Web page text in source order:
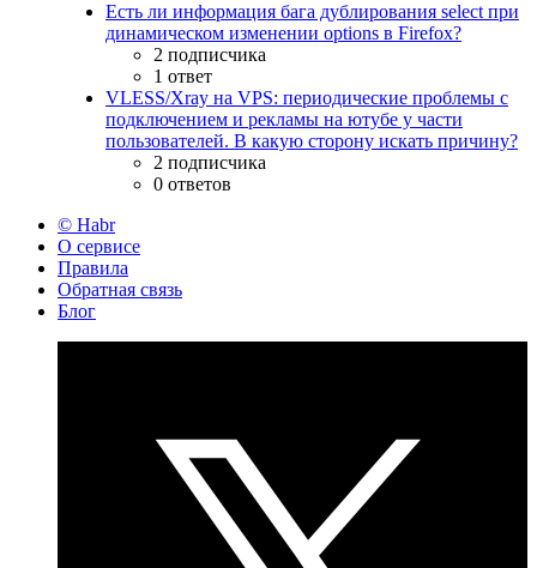
Есть ли информация бага дублирования select при
динамическом изменении options в Firefox?
2 подписчика
1 ответ
VLESS/Xray на VPS: периодические проблемы с
подключением и рекламы на ютубе у части
пользователей. В какую сторону искать причину?
2 подписчика
0 ответов
© Habr
О сервисе
Правила
Обратная связь
Блог